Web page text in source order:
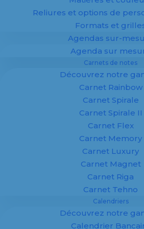
Reliures et options de
Formats et
Agendas sur-
Agenda sur
Carnets de notes
Découvrez notre
Carnet Rainbow
Carnet Spirale
Carnet Spirale II
Carnet Flex
Carnet Memory
Carnet Luxury
Carnet Magnet
Carnet Riga
Carnet Tehno
Calendriers
Découvrez notre
Calendrier
L’Institut de Développement et
Plurimédia (IDEP) nous propose
le cas trimestriellement une
chiffrée de l’état de santé de
L’occasion de présenter
et les défis auxquels doivent
On remarque pour l’année
de la production d’imprimés tous
confondus. Les détails de cette
confirment une tendance